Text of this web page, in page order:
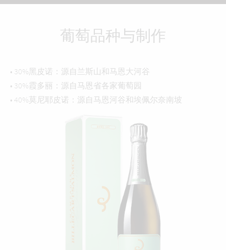
葡萄品种与制作
• 30%黑皮诺：源自兰斯山和马恩大河谷
• 30%霞多丽：源自马恩省各家葡萄园
• 40%莫尼耶皮诺：源自马恩河谷和埃佩尔奈南坡